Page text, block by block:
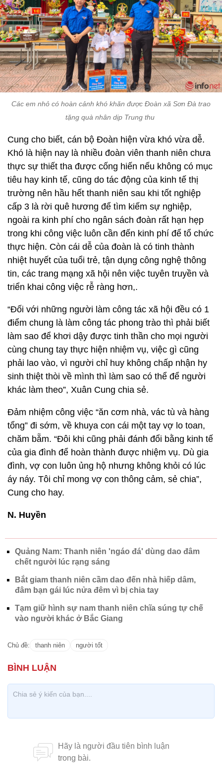
Các em nhỏ có hoàn cảnh khó khăn được Đoàn xã Sơn Đà trao
tặng quà nhân dịp Trung thu
Cung cho biết, cán bộ Đoàn hiện vừa khó vừa dễ.
Khó là hiện nay là nhiều đoàn viên thanh niên chưa
thực sự thiết tha được cống hiến nếu không có mục
tiêu hay kinh tế, cũng do tác động của kinh tế thị
trường nên hầu hết thanh niên sau khi tốt nghiệp
cấp 3 là rời quê hương để tìm kiếm sự nghiệp,
ngoài ra kinh phí cho ngân sách đoàn rất hạn hẹp
trong khi công việc luôn cần đến kinh phí để tổ chức
thực hiện. Còn cái dễ của đoàn là có tinh thành
nhiệt huyết của tuổi trẻ, tận dụng công nghệ thông
tin, các trang mạng xã hội nên việc tuyên truyền và
triển khai công việc rễ ràng hơn,.
“Đối với những người làm công tác xã hội đều có 1
điểm chung là làm công tác phong trào thì phải biết
làm sao để khơi dậy được tinh thần cho mọi người
cùng chung tay thực hiện nhiệm vụ, việc gì cũng
phải lao vào, vì người chỉ huy không chấp nhận hy
sinh thiệt thòi về mình thì làm sao có thể để người
khác làm theo”, Xuân Cung chia sẻ.
Đảm nhiệm công việc “ăn cơm nhà, vác tù và hàng
tổng” đi sớm, về khuya con cái một tay vợ lo toan,
chăm bẵm. “Đôi khi cũng phải đánh đổi bằng kinh tế
của gia đình để hoàn thành được nhiệm vụ. Dù gia
đình, vợ con luôn ủng hộ nhưng không khỏi có lúc
áy náy. Tôi chỉ mong vợ con thông cảm, sẻ chia”,
Cung cho hay.
N. Huyền
Quảng Nam: Thanh niên 'ngáo đá' dùng dao đâm
chết người lúc rạng sáng
Bắt giam thanh niên cầm dao đến nhà hiếp dâm,
đâm bạn gái lúc nửa đêm vì bị chia tay
Tạm giữ hình sự nam thanh niên chĩa súng tự chế
vào người khác ở Bắc Giang
Chủ đề: thanh niên người tốt